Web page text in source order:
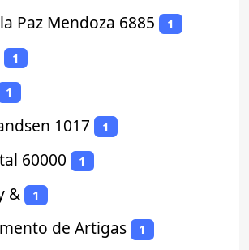
Paz Mendoza 6885 1
1
1
1017 1
60000 1
& 1
de Artigas 1